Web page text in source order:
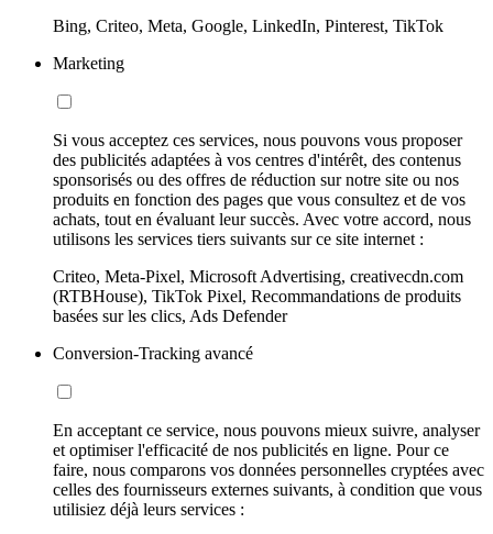
Bing, Criteo, Meta, Google, LinkedIn, Pinterest, TikTok
Marketing
Si vous acceptez ces services, nous pouvons vous proposer
des publicités adaptées à vos centres d'intérêt, des contenus
sponsorisés ou des offres de réduction sur notre site ou nos
produits en fonction des pages que vous consultez et de vos
achats, tout en évaluant leur succès. Avec votre accord, nous
utilisons les services tiers suivants sur ce site internet :
Criteo, Meta-Pixel, Microsoft Advertising, creativecdn.com
(RTBHouse), TikTok Pixel, Recommandations de produits
basées sur les clics, Ads Defender
Conversion-Tracking avancé
En acceptant ce service, nous pouvons mieux suivre, analyser
et optimiser l'efficacité de nos publicités en ligne. Pour ce
faire, nous comparons vos données personnelles cryptées avec
celles des fournisseurs externes suivants, à condition que vous
utilisiez déjà leurs services :